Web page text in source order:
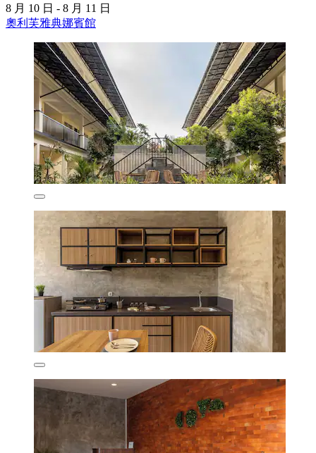
8 月 10 日 - 8 月 11 日
奧利芙雅典娜賓館